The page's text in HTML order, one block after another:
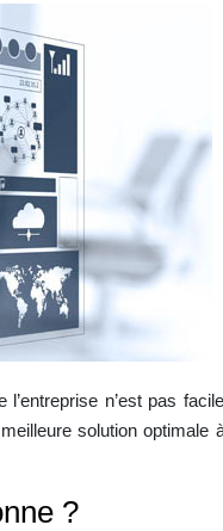
n’est pas
solution optimale
?